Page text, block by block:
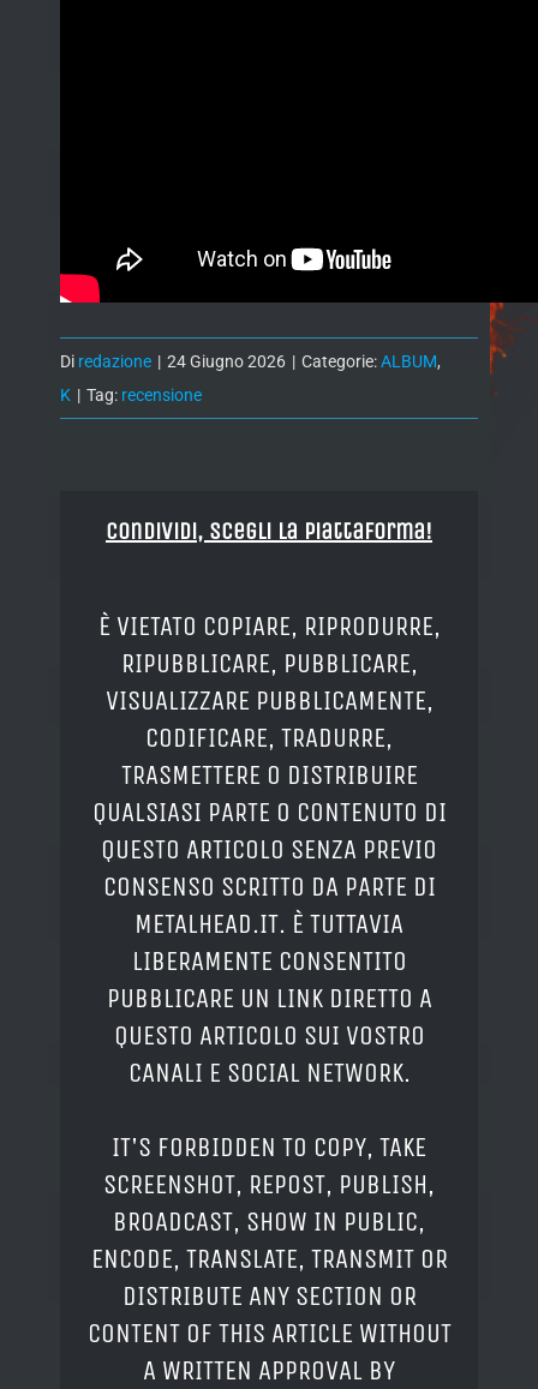
Di redazione | 24 Giugno 2026 | Categorie:ALBUM,
K | Tag: recensione
Condividi, Scegli la piattaforma!
È VIETATO COPIARE, RIPRODURRE,
RIPUBBLICARE, PUBBLICARE,
VISUALIZZARE PUBBLICAMENTE,
CODIFICARE, TRADURRE,
TRASMETTERE O DISTRIBUIRE
QUALSIASI PARTE O CONTENUTO DI
QUESTO ARTICOLO SENZA PREVIO
CONSENSO SCRITTO DA PARTE DI
METALHEAD.IT. È TUTTAVIA
LIBERAMENTE CONSENTITO
PUBBLICARE UN LINK DIRETTO A
QUESTO ARTICOLO SUI VOSTRO
CANALI E SOCIAL NETWORK.
IT'S FORBIDDEN TO COPY, TAKE
SCREENSHOT, REPOST, PUBLISH,
BROADCAST, SHOW IN PUBLIC,
ENCODE, TRANSLATE, TRANSMIT OR
DISTRIBUTE ANY SECTION OR
CONTENT OF THIS ARTICLE WITHOUT
A WRITTEN APPROVAL BY